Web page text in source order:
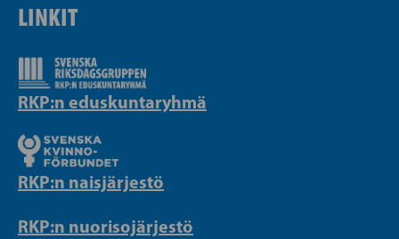
LINKIT
RKP:n eduskuntaryhmä
RKP:n naisjärjestö
RKP:n nuorisojärjestö